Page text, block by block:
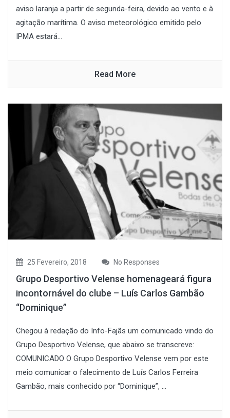
aviso laranja a partir de segunda-feira, devido ao vento e à
agitação marítima. O aviso meteorológico emitido pelo
IPMA estará...
Read More
25 Fevereiro, 2018 No Responses
Grupo Desportivo Velense homenageará figura
incontornável do clube – Luís Carlos Gambão
“Dominique”
Chegou à redação do Info-Fajãs um comunicado vindo do
Grupo Desportivo Velense, que abaixo se transcreve:
COMUNICADO O Grupo Desportivo Velense vem por este
meio comunicar o falecimento de Luís Carlos Ferreira
Gambão, mais conhecido por “Dominique”, ...